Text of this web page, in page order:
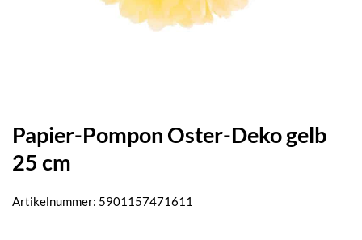
Papier-Pompon Oster-Deko gelb
25 cm
Artikelnummer: 5901157471611